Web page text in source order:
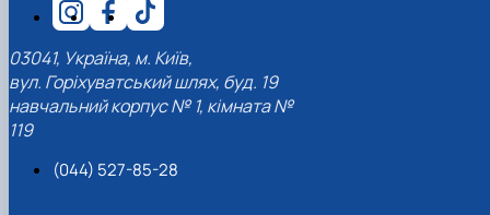
03041, Україна, м. Київ,
вул. Горіхуватський шлях, буд. 19
навчальний корпус № 1, кімната №
119
(044) 527-85-28